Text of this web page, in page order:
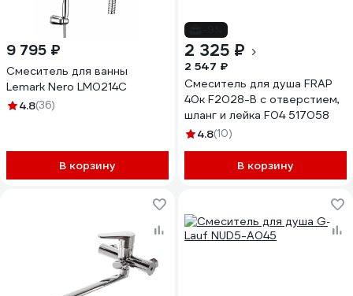
9 795 ₽
Смеситель для ванны
Lemark Nero LM0214C
4.8(36)
В корзину
2 325 ₽
2 547 ₽
Смеситель для душа FRAP
40к F2028-B с отверстием,
шланг и лейка F04 517058
4.8(10)
В корзину